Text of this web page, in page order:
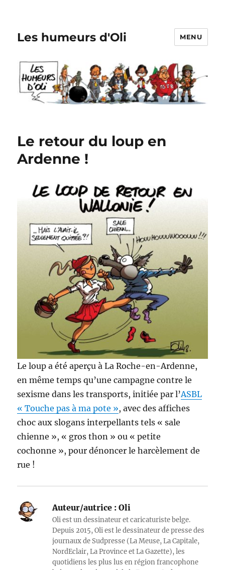
Les humeurs d'Oli MENU
Le retour du loup en
Ardenne !
Le loup a été aperçu à La Roche-en-Ardenne,
en même temps qu’une campagne contre le
sexisme dans les transports, initiée par l’ASBL
« Touche pas à ma pote », avec des affiches
choc aux slogans interpellants tels « sale
chienne », « gros thon » ou « petite
cochonne », pour dénoncer le harcèlement de
rue !
Auteur/autrice : Oli
Oli est un dessinateur et caricaturiste belge.
Depuis 2015, Oli est le dessinateur de presse des
journaux de Sudpresse (La Meuse, La Capitale,
NordEclair, La Province et La Gazette), les
quotidiens les plus lus en région francophone